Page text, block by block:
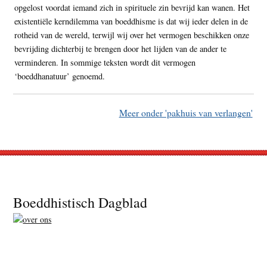
opgelost voordat iemand zich in spirituele zin bevrijd kan wanen. Het
existentiële kerndilemma van boeddhisme is dat wij ieder delen in de
rotheid van de wereld, terwijl wij over het vermogen beschikken onze
bevrijding dichterbij te brengen door het lijden van de ander te
verminderen. In sommige teksten wordt dit vermogen
‘boeddhanatuur’ genoemd.
Meer onder 'pakhuis van verlangen'
Footer
Boeddhistisch Dagblad